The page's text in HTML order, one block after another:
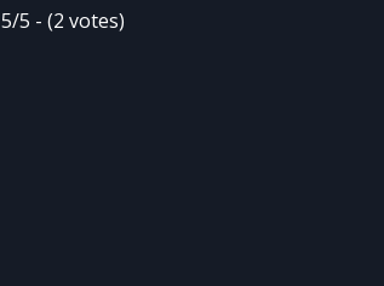
5/5 - (2 votes)